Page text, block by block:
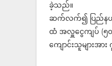
ခဲ့သည်။
ဆက်လက်၍ ပြည်နယ်ဝ
ထံ အလှူငွေကျပ် (၅၀.
ကျောင်းသူများအာ